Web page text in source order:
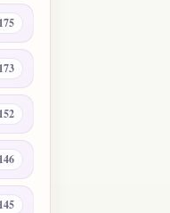
175
173
152
146
145